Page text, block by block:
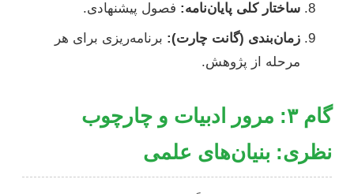
ساختار کلی پایان‌نامه: فصول پیشنهادی.
زمان‌بندی (گانت چارت): برنامه‌ریزی برای هر
مرحله از پژوهش.
گام ۳: مرور ادبیات و چارچوب
نظری: بنیان‌های علمی